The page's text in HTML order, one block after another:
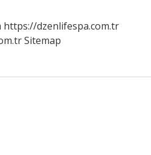
https://dzenlifespa.com.tr
Sitemap